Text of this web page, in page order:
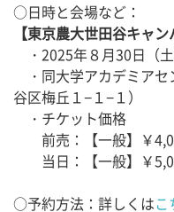
○日時と会場など：
【東京農大世田谷キャン
・2025年８月30日（
・同大学アカデミア
谷区梅丘１−１−１）
・チケット価格
前売：【一般】￥
当日：【一般】￥
○予約方法：詳しくはこ